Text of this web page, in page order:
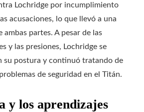
Lochridge por incumplimiento
acusaciones, lo que llevó a una
ambas partes. A pesar de las
y las presiones, Lochridge se
su postura y continuó tratando de
de seguridad en el Titán.
y los aprendizajes